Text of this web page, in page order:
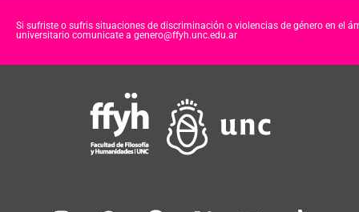
Si sufriste o sufris situaciones de discriminación o violencias de género en el
universitario comunicate a genero@ffyh.unc.edu.ar